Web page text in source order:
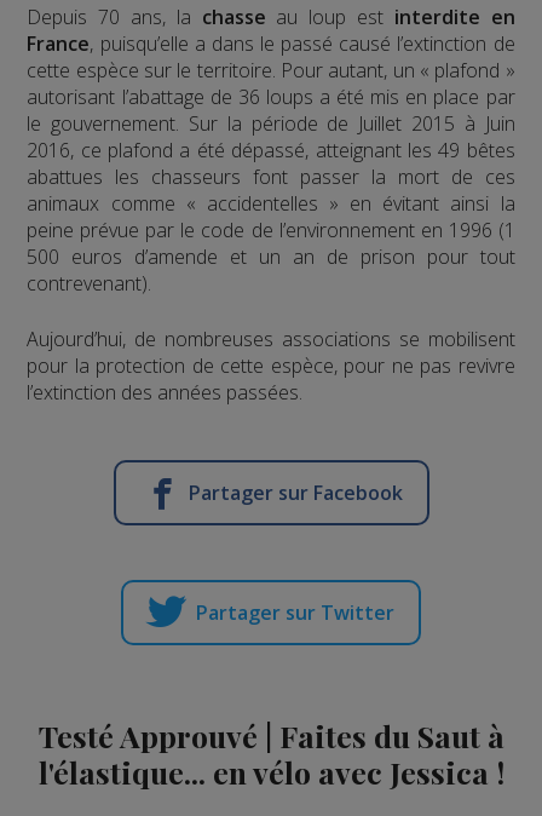
Depuis 70 ans, la chasse au loup est interdite en
France, puisqu’elle a dans le passé causé l’extinction de
cette espèce sur le territoire. Pour autant, un « plafond »
autorisant l’abattage de 36 loups a été mis en place par
le gouvernement. Sur la période de Juillet 2015 à Juin
2016, ce plafond a été dépassé, atteignant les 49 bêtes
abattues les chasseurs font passer la mort de ces
animaux comme « accidentelles » en évitant ainsi la
peine prévue par le code de l’environnement en 1996 (1
500 euros d’amende et un an de prison pour tout
contrevenant).
Aujourd’hui, de nombreuses associations se mobilisent
pour la protection de cette espèce, pour ne pas revivre
l’extinction des années passées.
Partager sur Facebook
Partager sur Twitter
Testé Approuvé | Faites du Saut à
l'élastique... en vélo avec Jessica !